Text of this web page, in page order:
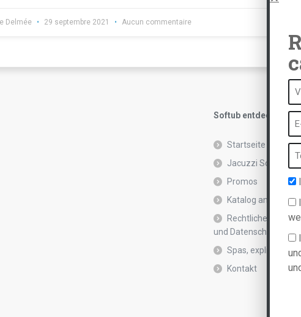
Delmée 29 septembre 2021 Aucun commentaire
Softub entdecken
Startseite
Jacuzzi Softub
Promos
Katalog anfordern
Rechtliche
und
Spas, explications
Kontakt